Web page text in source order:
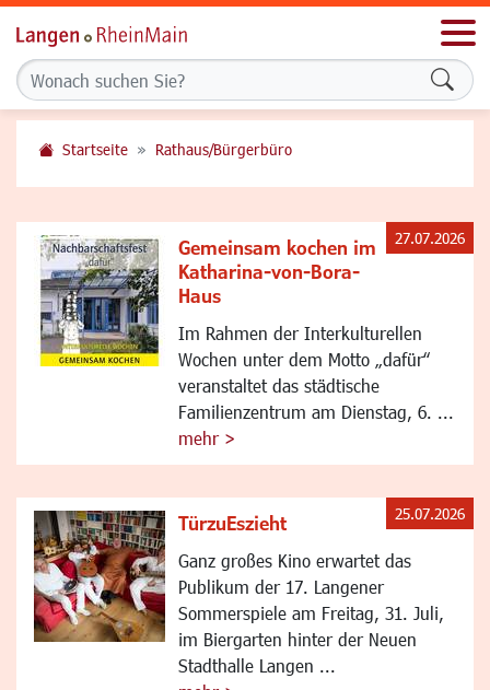
Startseite Rathaus/Bürgerbüro
Gemeinsam kochen im
Katharina-von-Bora-
Haus
Im Rahmen der Interkulturellen
Wochen unter dem Motto „dafür“
veranstaltet das städtische
Familienzentrum am Dienstag, 6. ...
mehr >
27.07.2026
TürzuEszieht
Ganz großes Kino erwartet das
Publikum der 17. Langener
Sommerspiele am Freitag, 31. Juli,
im Biergarten hinter der Neuen
Stadthalle Langen ...
25.07.2026